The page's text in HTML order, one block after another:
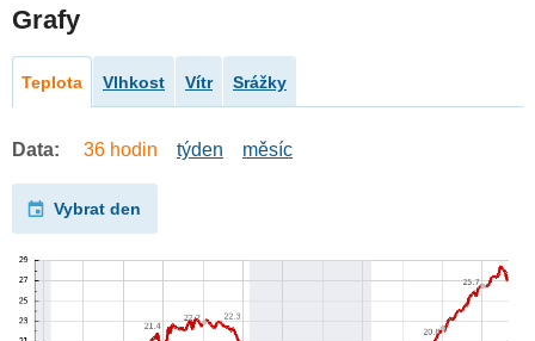
Grafy
Teplota Vlhkost Vítr Srážky
Data: 36 hodin týden měsíc
Vybrat den